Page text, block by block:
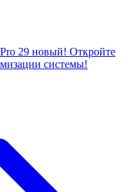
29 новый! Откройте
системы!